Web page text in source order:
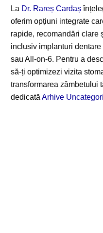
La Dr. Rareș Cardaș
oferim opțiuni integrate
rapide, recomandări clare
inclusiv implanturi
sau All-on-6. Pentru a
să-ți optimizezi vizita
transformarea zâmbetului
dedicatăArhive